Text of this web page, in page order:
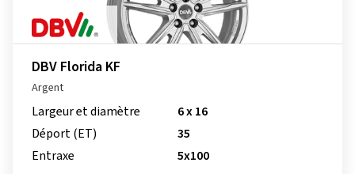
DBV Florida KF
Argent
Largeur et diamètre
6 x 16
Déport (ET)
35
Entraxe
5x100